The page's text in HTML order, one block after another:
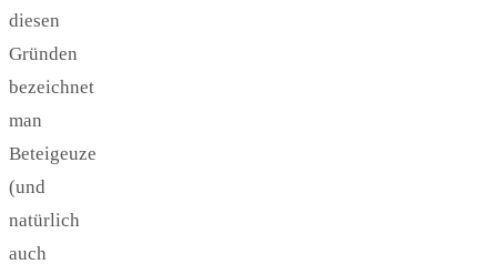
diesen
Gründen
bezeichnet
man
Beteigeuze
(und
natürlich
auch